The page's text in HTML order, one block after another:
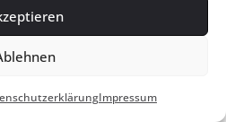
Impressum